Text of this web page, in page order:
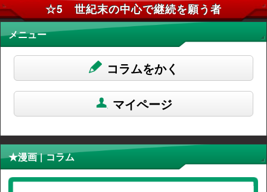
☆5 世紀末の中心で継続を願う者
メニュー
コラムをかく
マイページ
★漫画 | コラム